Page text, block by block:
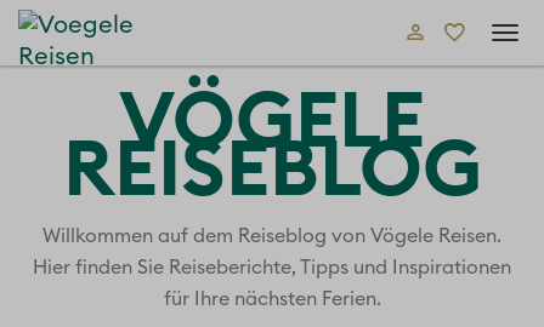
VÖGELE
REISEBLOG
Willkommen auf dem Reiseblog von Vögele Reisen.
Hier finden Sie Reiseberichte, Tipps und Inspirationen
für Ihre nächsten Ferien.